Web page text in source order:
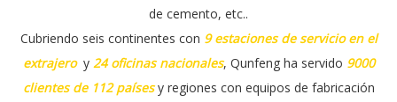
de cemento, etc..
Cubriendo seis continentes con 9 estaciones de servicio en el
extrajero y 24 oficinas nacionales, Qunfeng ha servido 9000
clientes de 112 paísesy regiones con equipos de fabricación